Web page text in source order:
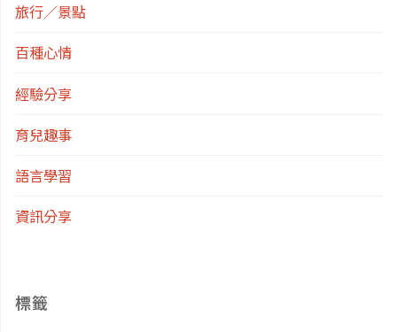
旅行／景點
百種心情
經驗分享
育兒趣事
語言學習
資訊分享
標籤